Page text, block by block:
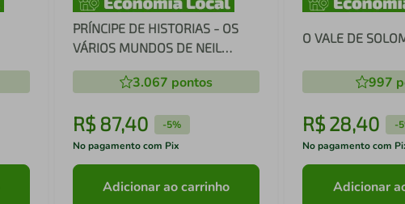
PRÍNCIPE DE HISTORIAS - OS
VÁRIOS MUNDOS DE NEIL
GAIMAN
3.067 pontos
R$ 87,40 -5%
No pagamento com Pix
Adicionar ao carrinho
O VALE DE
997
R$28,40 -
No pagamento com
Adicionar